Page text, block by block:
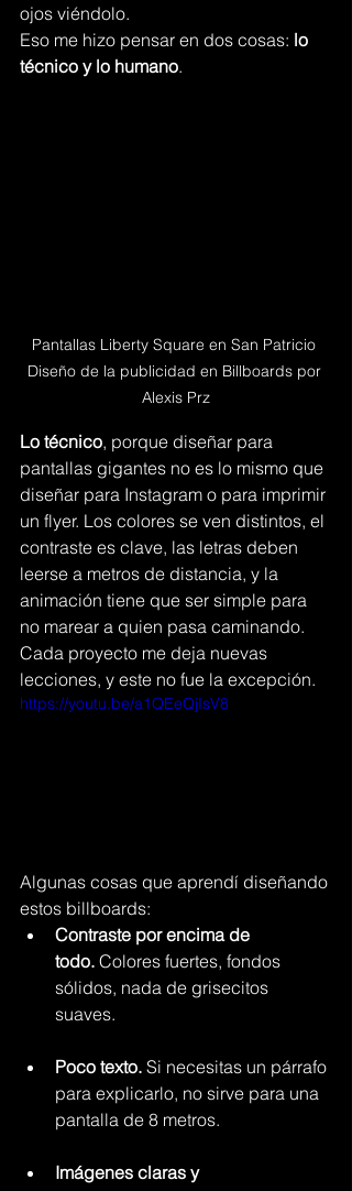
ojos viéndolo.
Eso me hizo pensar en dos cosas: lo
técnico y lo humano.
Pantallas Liberty Square en San Patricio
Diseño de la publicidad en Billboards por
Alexis Prz
Lo técnico, porque diseñar para
pantallas gigantes no es lo mismo que
diseñar para Instagram o para imprimir
un flyer. Los colores se ven distintos, el
contraste es clave, las letras deben
leerse a metros de distancia, y la
animación tiene que ser simple para
no marear a quien pasa caminando.
Cada proyecto me deja nuevas
lecciones, y este no fue la excepción.
https://youtu.be/a1QEeQjIsV8
Algunas cosas que aprendí diseñando
estos billboards:
Contraste por encima de
todo. Colores fuertes, fondos
sólidos, nada de grisecitos
suaves.
Poco texto. Si necesitas un párrafo
para explicarlo, no sirve para una
pantalla de 8 metros.
Imágenes claras y